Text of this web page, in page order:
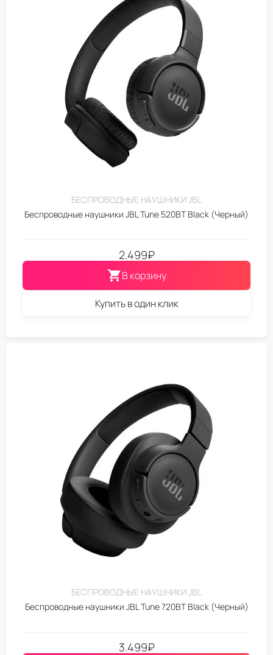
БЕСПРОВОДНЫЕ НАУШНИКИ JBL
Беспроводные наушники JBL Tune 520BT Black (Черный)
2.499₽
В корзину
Купить в один клик
БЕСПРОВОДНЫЕ НАУШНИКИ JBL
Беспроводные наушники JBL Tune 720BT Black (Черный)
3.499₽